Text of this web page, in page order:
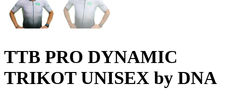
TTB PRO DYNAMIC
TRIKOT UNISEX by DNA